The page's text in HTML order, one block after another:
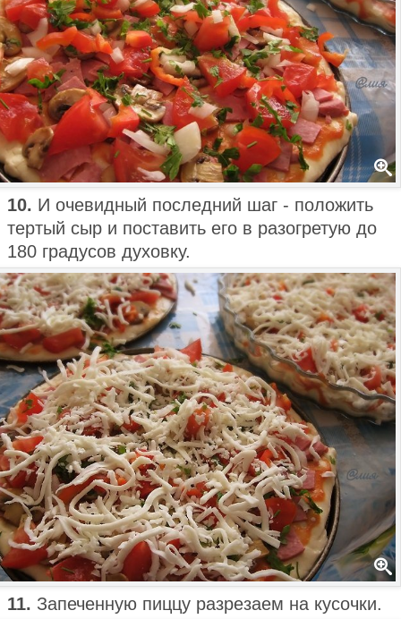
10. И очевидный последний шаг - положить
тертый сыр и поставить его в разогретую до
180 градусов духовку.
11. Запеченную пиццу разрезаем на кусочки.